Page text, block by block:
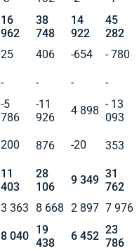
16
962
38
748
14
922
45
282
25 406 -654
- 780
- - - -
-5
786
-11
926
4 898 - 13
093
200 876 -20 353
11
403
28
106
9 349 31
762
3 363 8 668 2 897 7 976
8 040 19
438
6 452 23
786